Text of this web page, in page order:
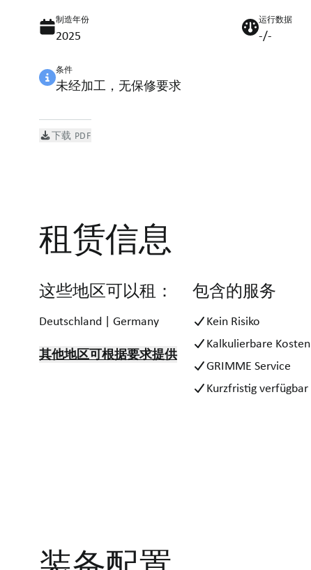
制造年份
2025
运行数据
-/-
条件
未经加工，无保修要求
下载 PDF
租赁信息
这些地区可以租：
Deutschland | Germany
其他地区可根据要求提供
包含的服务
Kein Risiko
Kalkulierbare Kosten
GRIMME Service
Kurzfristig verfügbar